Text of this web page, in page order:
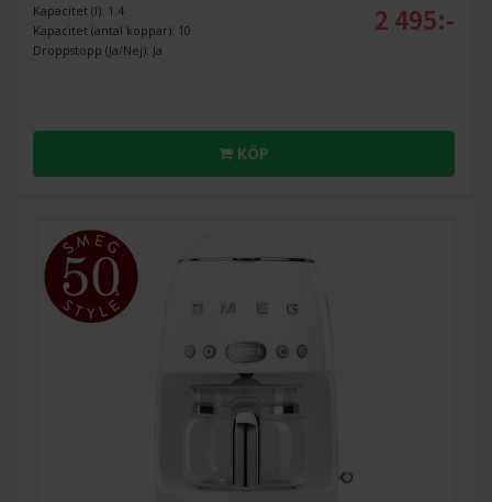
Kapacitet (l): 1.4
Kapacitet (antal koppar): 10
Droppstopp (Ja/Nej): Ja
2 495:-
KÖP